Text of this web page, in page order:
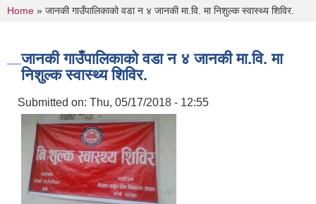
You are here
Home » जानकी गाउँपालिकाको वडा न ४ जानकी मा.वि. मा निशुल्क स्वास्थ्य शिविर.
जानकी गाउँपालिकाको वडा न ४ जानकी मा.वि. मा
निशुल्क स्वास्थ्य शिविर.
Submitted on: Thu, 05/17/2018 - 12:55